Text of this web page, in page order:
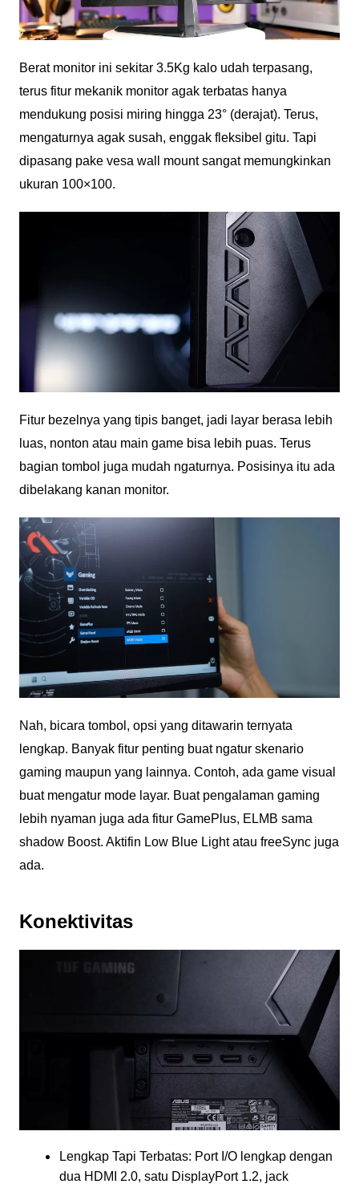
Berat monitor ini sekitar 3.5Kg kalo udah terpasang,
terus fitur mekanik monitor agak terbatas hanya
mendukung posisi miring hingga 23° (derajat). Terus,
mengaturnya agak susah, enggak fleksibel gitu. Tapi
dipasang pake vesa wall mount sangat memungkinkan
ukuran 100×100.
Fitur bezelnya yang tipis banget, jadi layar berasa lebih
luas, nonton atau main game bisa lebih puas. Terus
bagian tombol juga mudah ngaturnya. Posisinya itu ada
dibelakang kanan monitor.
Nah, bicara tombol, opsi yang ditawarin ternyata
lengkap. Banyak fitur penting buat ngatur skenario
gaming maupun yang lainnya. Contoh, ada game visual
buat mengatur mode layar. Buat pengalaman gaming
lebih nyaman juga ada fitur GamePlus, ELMB sama
shadow Boost. Aktifin Low Blue Light atau freeSync juga
ada.
Konektivitas
Lengkap Tapi Terbatas: Port I/O lengkap dengan
dua HDMI 2.0, satu DisplayPort 1.2, jack